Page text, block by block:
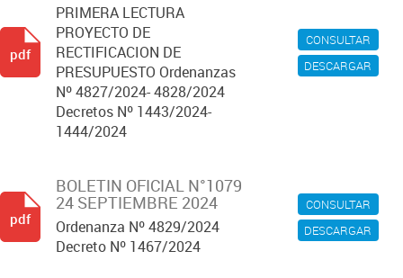
CONSULTAR
DESCARGAR
PRIMERA LECTURA
PROYECTO DE
RECTIFICACION DE
PRESUPUESTO Ordenanzas
Nº 4827/2024- 4828/2024
Decretos Nº 1443/2024-
1444/2024
pdf
CONSULTAR
DESCARGAR
BOLETIN OFICIAL N°1079
24 SEPTIEMBRE 2024
Ordenanza Nº 4829/2024
Decreto Nº 1467/2024
pdf